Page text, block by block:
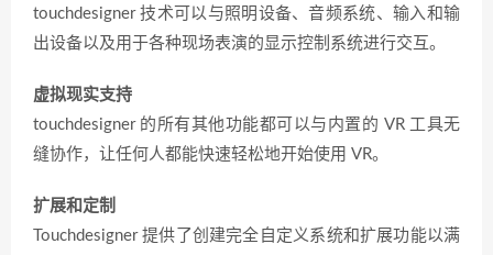
touchdesigner 技术可以与照明设备、音频系统、输入和输
出设备以及用于各种现场表演的显示控制系统进行交互。
虚拟现实支持
touchdesigner 的所有其他功能都可以与内置的 VR 工具无
缝协作，让任何人都能快速轻松地开始使用 VR。
扩展和定制
Touchdesigner 提供了创建完全自定义系统和扩展功能以满